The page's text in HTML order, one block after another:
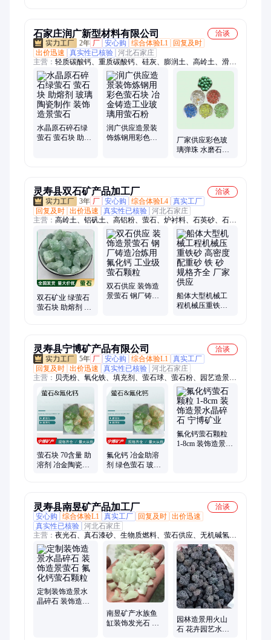
石家庄润广新型材料有限公司
洽谈
2年 厂 安心购 综合体验L1
回复及时
出价迅速
真实性已核验 河北石家庄
主营： 轻质碳酸钙、重质碳酸钙、硅灰、膨润土、高岭土、滑石
粉、珍珠岩、凹凸棒土、贝壳粉、硅藻土、氧化钙、氢氧化钙、
氧化钙颗粒、木质纤维、沸石粉、沸石颗粒、橡胶粉、蛭石、机
制木炭、石英砂、白云石、白云石粉
水晶原石碎石绿
萤石 萤石块 助熔
润广供应造景装
饰炼钢用彩色萤
厂家供应彩色玻
璃弹珠 水磨石地
灵寿县双石矿产品加工厂
洽谈
3年 厂 安心购 综合体验L4 真实工厂
回复及时 出价迅速 真实性已核验 河北石家庄
主营： 高岭土、铝矾土、高铝粉、萤石、炉衬料、石英砂、石英
粉、长石粉、高铝砂、玻璃粉、电熔镁砂、锆英砂、金刚砂、矿
渣粉、重晶石粉、彩砂、重金石、钙粉
双石矿业 绿萤石
萤石块 助熔剂 玻
双石供应 装饰造
景萤石 钢厂铸造
船体大型机械工
程机械压重铁砂
灵寿县宁博矿产品有限公司
洽谈
5年 厂 安心购 综合体验L1 真实工厂
回复及时 出价迅速 真实性已核验 河北石家庄
主营： 贝壳粉、氧化铁、填充剂、萤石球、萤石粉、园艺造景、
海泡石、火山石、沸石粉、加重剂、电气石、金刚砂、金云母、
碳酸钙、麦饭石、修复剂、夜光粉、鹅卵石、夜光石、石英砂、
造纸木粉、耐火材料、粉体材料、煅烧工业、轻质绝热
萤石块 70含量 助
溶剂 冶金陶瓷制
氟化钙 冶金助溶
剂 绿色萤石 玻璃
氟化钙萤石颗粒
1-8cm 装饰造景水
灵寿县南昱矿产品加工厂
洽谈
安心购
综合体验L1 真实工厂 回复及时 出价迅速
真实性已核验 河北石家庄
主营： 夜光石、真石漆砂、生物质燃料、萤石供应、无机碱氢氧
化钙、云母、岩片、石英砂、珍珠岩、蛭石、陶瓷砂、玻璃砂、
重质碳酸钙、轻质碳酸钙、白云石、陶瓷球、木粉、太空沙、膨
润土、硅藻土、铝矾土、高岭土、松针土、氧化钙
定制装饰造景水
晶碎石 装饰造景
南昱矿产水族鱼
缸装饰发光石 透
园林造景用火山
石 花卉园艺水处